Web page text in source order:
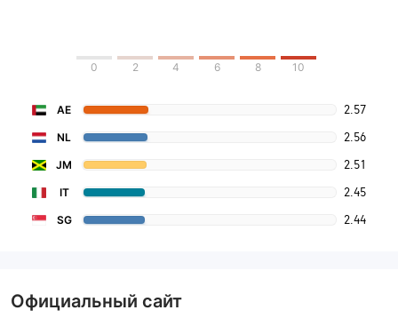
0 2 4 6 8 10
AE 2.57
NL 2.56
JM 2.51
IT 2.45
SG 2.44
Официальный сайт